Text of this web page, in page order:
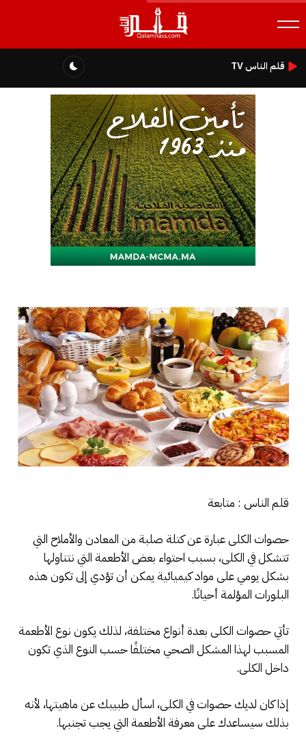
قلم الناس TV
قلم الناس : متابعة
حصوات الكلى عبارة عن كتلة صلبة من المعادن والأملاح التي
تتشكل في الكلى، بسبب احتواء بعض الأطعمة التي نتناولها
بشكل يومي على مواد كيميائية يمكن أن تؤدي إلى تكون هذه
البلورات المؤلمة أحيانًا.
تأتي حصوات الكلى بعدة أنواع مختلفة، لذلك يكون نوع الأطعمة
المسبب لهذا المشكل الصحي مختلفًا حسب النوع الذي تكون
داخل الكلى.
إذا كان لديك حصوات في الكلى، اسأل طبيبك عن ماهيتها، لأنه
بذلك سيساعدك على معرفة الأطعمة التي يجب تجنبها.